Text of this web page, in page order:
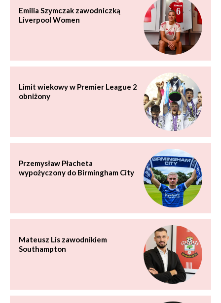
Emilia Szymczak zawodniczką
Liverpool Women
Limit wiekowy w Premier League 2
obniżony
Przemysław Płacheta
wypożyczony do Birmingham City
Mateusz Lis zawodnikiem
Southampton